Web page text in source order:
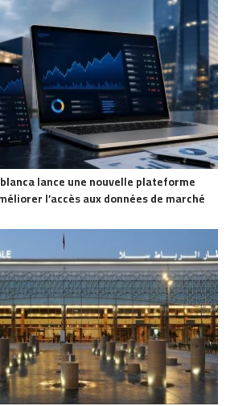
lance une nouvelle plateforme
l’accès aux données de marché